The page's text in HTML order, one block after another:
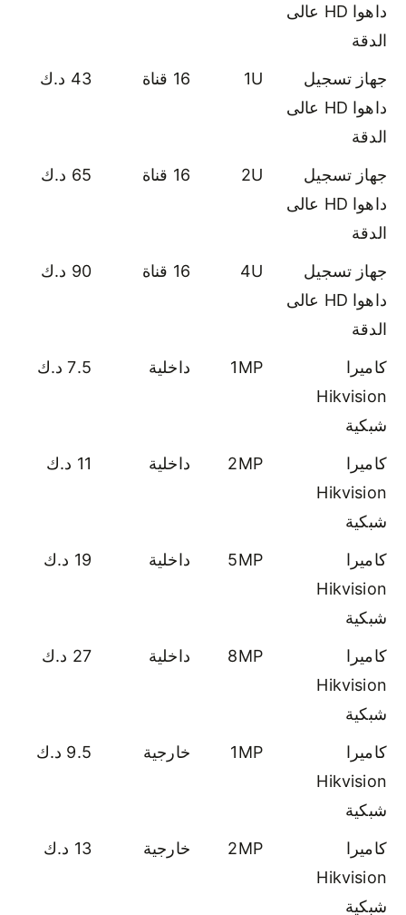
داهوا HD عالى
الدقة
جهاز تسجيل
داهوا HD عالى
الدقة
1U 16 قناة 43 د.ك
جهاز تسجيل
داهوا HD عالى
الدقة
2U 16 قناة 65 د.ك
جهاز تسجيل
داهوا HD عالى
الدقة
4U 16 قناة 90 د.ك
كاميرا
Hikvision
شبكية
1MP داخلية 7.5 د.ك
كاميرا
Hikvision
شبكية
2MP داخلية 11 د.ك
كاميرا
Hikvision
شبكية
5MP داخلية 19 د.ك
كاميرا
Hikvision
شبكية
8MP داخلية 27 د.ك
كاميرا
Hikvision
شبكية
1MP خارجية 9.5 د.ك
كاميرا
Hikvision
شبكية
2MP خارجية 13 د.ك